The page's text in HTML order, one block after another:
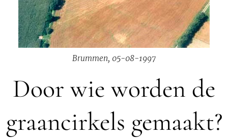
Brummen, 05-08-1997
Door wie worden de
graancirkels gemaakt?